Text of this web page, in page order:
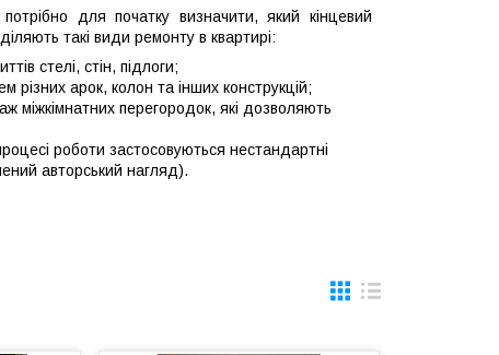
для початку визначити, який кінцевий
такі види ремонту в квартирі:
стелі, стін, підлоги;
різних арок, колон та інших конструкцій;
перегородок, які дозволяють
роботи застосовуються нестандартні
авторський нагляд).